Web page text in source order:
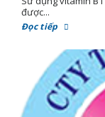
được...
Đọc tiếp